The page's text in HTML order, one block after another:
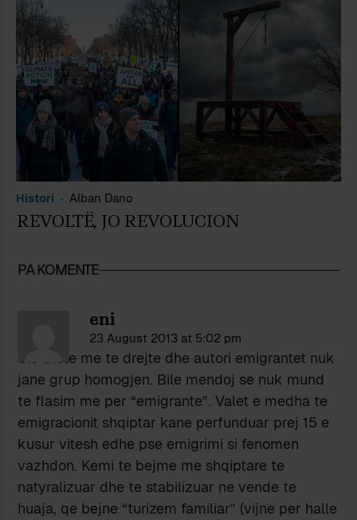
Histori Alban Dano
REVOLTË, JO REVOLUCION
PA KOMENTE
eni
23 August 2013 at 5:02 pm
Sic thote me te drejte dhe autori emigrantet nuk
jane grup homogjen. Bile mendoj se nuk mund
te flasim me per “emigrante”. Valet e medha te
emigracionit shqiptar kane perfunduar prej 15 e
kusur vitesh edhe pse emigrimi si fenomen
vazhdon. Kemi te bejme me shqiptare te
natyralizuar dhe te stabilizuar ne vende te
huaja, qe bejne “turizem familiar” (vijne per halle